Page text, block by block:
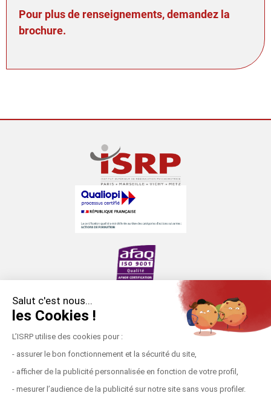
Salut c'est nous...
les Cookies !
L’ISRP utilise des cookies pour :
- assurer le bon fonctionnement et la sécurité du site,
- afficher de la publicité personnalisée en fonction de votre profil,
- mesurer l’audience de la publicité sur notre site sans vous profiler.
Pour plus de renseignements, demandez la
brochure.
Établissement d’enseignement supérieur privé (loi
du 12 juillet 1875).
Formation placée sous la double tutelle du
ministère de l’Enseignement supérieur, de la
Solidarités et de la Santé.